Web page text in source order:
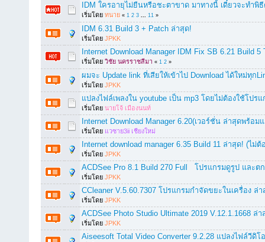
IDM ใครอายุไม่ยืนหรือชะตาขาด มาทางนี้ เดี๋ยวจะทำพิ
เริ่มโดย ทนาย « 1 2 3 ... 11 »
IDM 6.31 Build 3 + Patch ล่าสุด!
เริ่มโดย JPKK
Internet Download Manager IDM Fix SB 6.21 Build 5
เริ่มโดย วิชัย นครราชสีมา « 1 2 »
ผมจะ Update link ที่เสียให้เข้าไป Download ได้ใหม่ทุก
เริ่มโดย JPKK
แปลงไฟล์เพลงใน youtube เป็น mp3 โดยไม่ต้องใช้โปรแ
เริ่มโดย นายโจ้ เมืองนนท์
Internet Download Manager 6.20(เวอร์ชั่น ล่าสุดพร้อม
เริ่มโดย แวซาย3ii เชียงใหม่
Internet download manager 6.35 Build 11 ล่าสุด! (ไม่ต้
เริ่มโดย JPKK
ACDSee Pro 8.1 Build 270 Full โปรแกรมดูรูป และต
เริ่มโดย JPKK
CCleaner V.5.60.7307 โปรแกรมกำจัดขยะในเครื่อง ล่
เริ่มโดย JPKK
ACDSee Photo Studio Ultimate 2019 V.12.1.1668 ล่
เริ่มโดย JPKK
Aiseesoft Total Video Converter 9.2.28 แปลงไฟล์วีดิ